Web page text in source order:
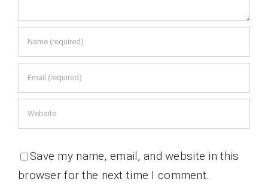
Save my name, email, and website in this
browser for the next time I comment.